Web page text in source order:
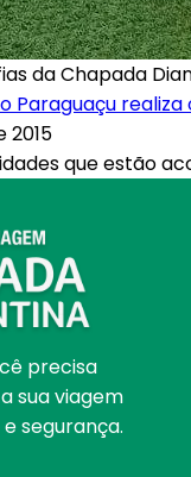
da Chapada
Paraguaçu realiza
2015
que estão
precisa
sua viagem
segurança.